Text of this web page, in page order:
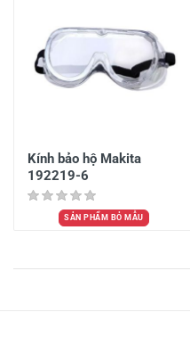
Kính bảo hộ Makita
192219-6
SẢN PHẨM BỎ MẪU